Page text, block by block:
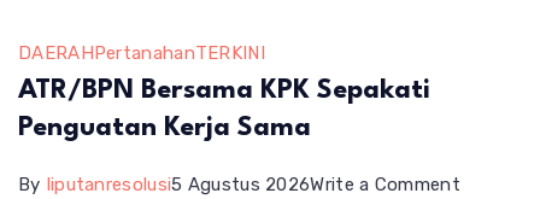
DAERAH PertanahanTERKINI
ATR/BPN Bersama KPK Sepakati
Penguatan Kerja Sama
By liputanresolusi5 Agustus 2026Write a Commenton